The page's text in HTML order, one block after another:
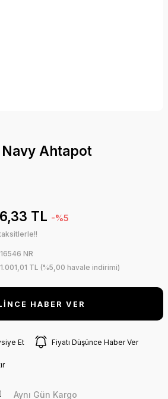
Ahtapot
TL -%5
NR
TL (%5,00 havale indirimi)
HABER VER
Et Fiyatı Düşünce Haber Ver
Aynı Gün Kargo